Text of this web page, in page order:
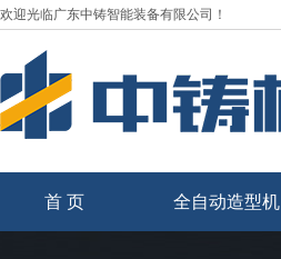
欢迎光临广东中铸智能装备有限公司！
首 页 全自动造型机